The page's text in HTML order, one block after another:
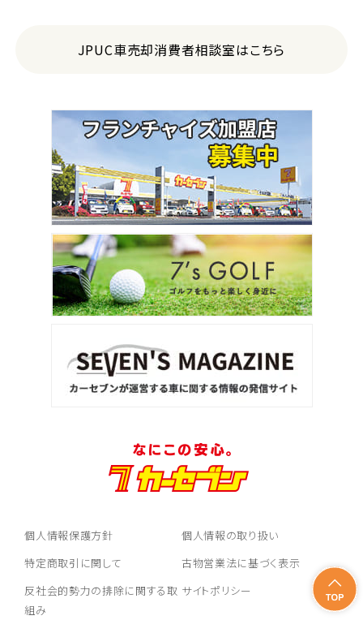
JPUC車売却消費者相談室はこちら
個人情報保護方針
個人情報の取り扱い
特定商取引に関して
古物営業法に基づく表示
反社会的勢力の排除に関する取
組み
サイトポリシー